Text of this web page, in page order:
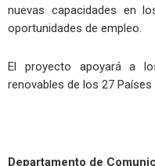
nuevas capacidades en
oportunidades de empleo.
El proyecto apoyará a
renovables de los 27 Países
Departamento de